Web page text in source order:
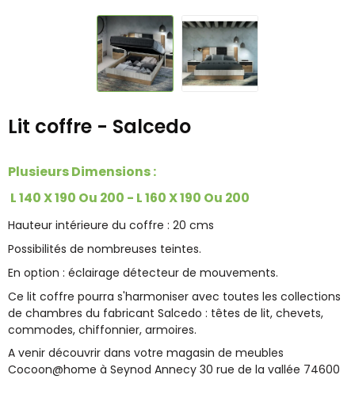
Lit coffre - Salcedo
Plusieurs Dimensions :
L 140 X 190 Ou 200 - L 160 X 190 Ou 200
Hauteur intérieure du coffre : 20 cms
Possibilités de nombreuses teintes.
En option : éclairage détecteur de mouvements.
Ce lit coffre pourra s'harmoniser avec toutes les collections
de chambres du fabricant Salcedo : têtes de lit, chevets,
commodes, chiffonnier, armoires.
A venir découvrir dans votre magasin de meubles
Cocoon@home à Seynod Annecy 30 rue de la vallée 74600